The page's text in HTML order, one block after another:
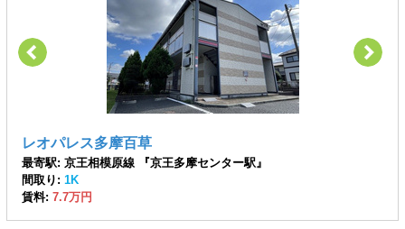
レオパレス多摩百草
最寄駅: 京王相模原線 『京王多摩センター駅』
間取り: 1K
賃料: 7.7万円